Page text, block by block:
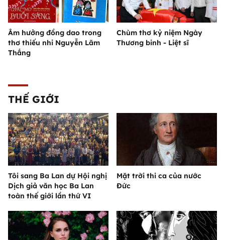
Âm hưởng đồng dao trong
thơ thiếu nhi Nguyễn Lãm
Thắng
Chùm thơ kỷ niệm Ngày
Thương binh - Liệt sĩ
THẾ GIỚI
Tôi sang Ba Lan dự Hội nghị
Dịch giả văn học Ba Lan
toàn thế giới lần thứ VI
Mặt trời thi ca của nước
Đức